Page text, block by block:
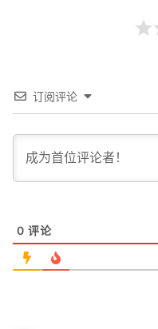
订阅评论
0 评论